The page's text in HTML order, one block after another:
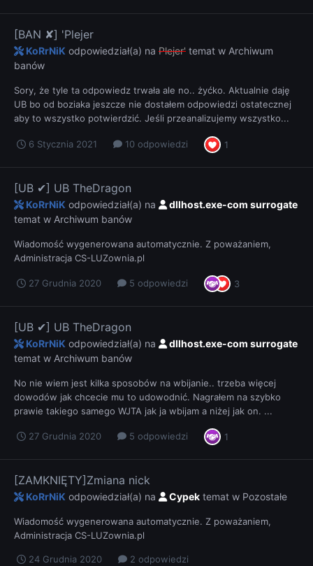
[BAN ✘] 'Plejer
KoRrNiK odpowiedział(a) na Plejer' temat w Archiwum
banów
Sory, że tyle ta odpowiedz trwała ale no.. żyćko. Aktualnie daję
UB bo od boziaka jeszcze nie dostałem odpowiedzi ostatecznej
aby to wszystko potwierdzić. Jeśli przeanalizujemy wszystko...
6 Stycznia 2021 10 odpowiedzi 1
[UB ✔] UB TheDragon
KoRrNiK odpowiedział(a) na
dllhost.exe-com surrogate
temat w Archiwum banów
Wiadomość wygenerowana automatycznie. Z poważaniem,
Administracja CS-LUZownia.pl
27 Grudnia 2020 5 odpowiedzi 3
[UB ✔] UB TheDragon
KoRrNiK odpowiedział(a) na
dllhost.exe-com surrogate
temat w Archiwum banów
No nie wiem jest kilka sposobów na wbijanie.. trzeba więcej
dowodów jak chcecie mu to udowodnić. Nagrałem na szybko
prawie takiego samego WJTA jak ja wbijam a niżej jak on. ...
27 Grudnia 2020 5 odpowiedzi 1
[ZAMKNIĘTY]Zmiana nick
KoRrNiK odpowiedział(a) na Cypek temat w Pozostałe
Wiadomość wygenerowana automatycznie. Z poważaniem,
Administracja CS-LUZownia.pl
24 Grudnia 2020 2 odpowiedzi